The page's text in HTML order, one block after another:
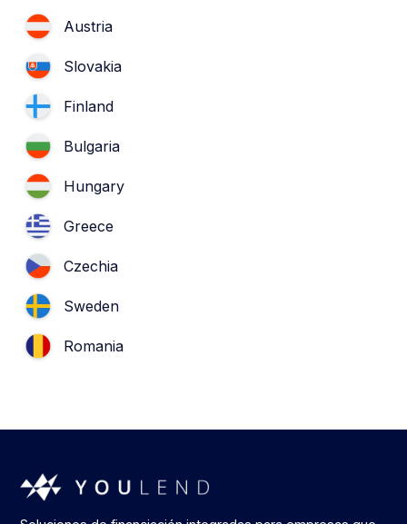
Austria
Slovakia
Finland
Bulgaria
Hungary
Greece
Czechia
Sweden
Romania